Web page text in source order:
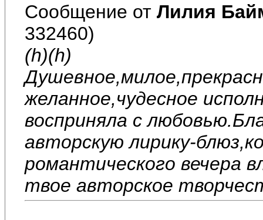
Сообщение от Лилия
332460)
(h)(h)
желанное,чудесное
восприняла с
авторскую лирику-
романтического вечера
твое авторское